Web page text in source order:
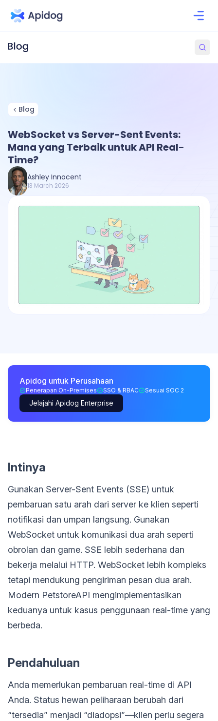
Blog
WebSocket vs Server-Sent Events:
Mana yang Terbaik untuk API Real-
Time?
Ashley Innocent
13 March 2026
Apidog untuk Perusahaan
Penerapan On-Premises SSO & RBAC Sesuai SOC 2
Jelajahi Apidog Enterprise
Intinya
Gunakan Server-Sent Events (SSE) untuk
pembaruan satu arah dari server ke klien seperti
notifikasi dan umpan langsung. Gunakan
WebSocket untuk komunikasi dua arah seperti
obrolan dan game. SSE lebih sederhana dan
bekerja melalui HTTP. WebSocket lebih kompleks
tetapi mendukung pengiriman pesan dua arah.
Modern PetstoreAPI mengimplementasikan
keduanya untuk kasus penggunaan real-time yang
berbeda.
Pendahuluan
Anda memerlukan pembaruan real-time di API
Anda. Status hewan peliharaan berubah dari
“tersedia” menjadi “diadopsi”—klien perlu segera